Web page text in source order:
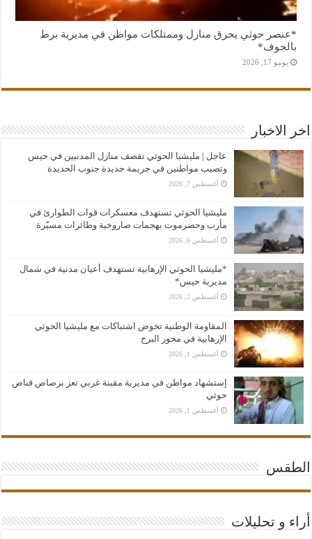
*عنصر حوثي يحرق منازل وممتلكات مواطن في مديرية برط
بالجوف*
يونيو 17, 2026
اخر الاخبار
عاجل | مليشيا الحوثي تقصف منازل المدنيين في حيس
وتصيب مواطنين في جريمة جديدة جنوب الحديدة
أغسطس 7, 2026
مليشيا الحوثي تستهدف معسكرات قوات الطوارئ في
مأرب وحضرموت بهجمات صاروخية وطائرات مسيّرة
أغسطس 6, 2026
*مليشيا الحوثي الإرهابية تستهدف أعيان مدنية في شمال
مديرية حيس*
أغسطس 2, 2026
المقاومة الوطنية تخوض اشتباكات مع مليشيا الحوثي
الإرهابية في محور البرح
أغسطس 1, 2026
إستشهاد مواطن في مديرية مقبنة غربي تعز برصاص قناص
حوثي
أغسطس 1, 2026
الطقس
أراء و تحليلات